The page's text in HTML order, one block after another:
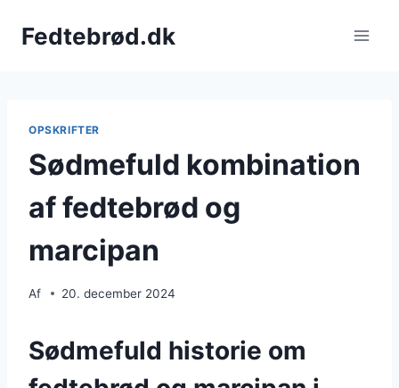
Fedtebrød.dk
OPSKRIFTER
Sødmefuld kombination
af fedtebrød og
marcipan
Af 20. december 2024
Sødmefuld historie om